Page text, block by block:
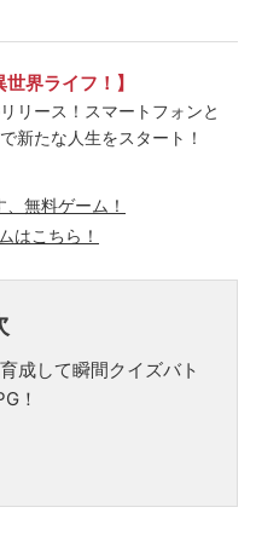
世界ライフ！】
リース！スマートフォンと
新たな人生をスタート！
無料ゲーム！
はこちら！
成して瞬間クイズバト
！